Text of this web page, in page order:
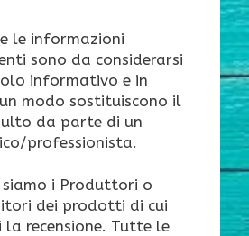
le informazioni
sono da considerarsi
informativo e in
modo sostituiscono il
da parte di un
professionista.
siamo i Produttori o
dei prodotti di cui
la recensione. Tutte le